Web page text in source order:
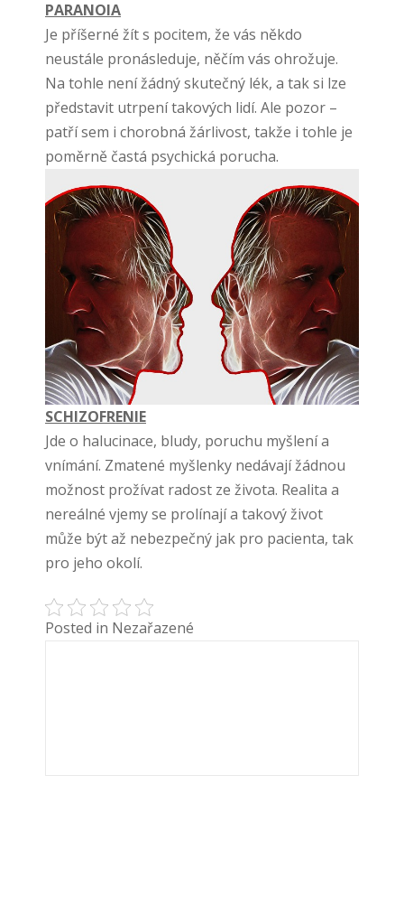
PARANOIA
Je příšerné žít s pocitem, že vás někdo
neustále pronásleduje, něčím vás ohrožuje.
Na tohle není žádný skutečný lék, a tak si lze
představit utrpení takových lidí. Ale pozor –
patří sem i chorobná žárlivost, takže i tohle je
poměrně častá psychická porucha.
SCHIZOFRENIE
Jde o halucinace, bludy, poruchu myšlení a
vnímání. Zmatené myšlenky nedávají žádnou
možnost prožívat radost ze života. Realita a
nereálné vjemy se prolínají a takový život
může být až nebezpečný jak pro pacienta, tak
pro jeho okolí.
Posted in Nezařazené